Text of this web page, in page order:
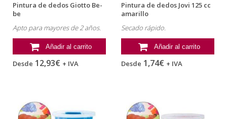
Pintura de dedos Giotto Be-
be
Apto para mayores de 2 años.
Añadir al carrito
Desde 12,93€ + IVA
Pintura de dedos Jovi 125 cc
amarillo
Secado rápido.
Añadir al carrito
Desde 1,74€ + IVA